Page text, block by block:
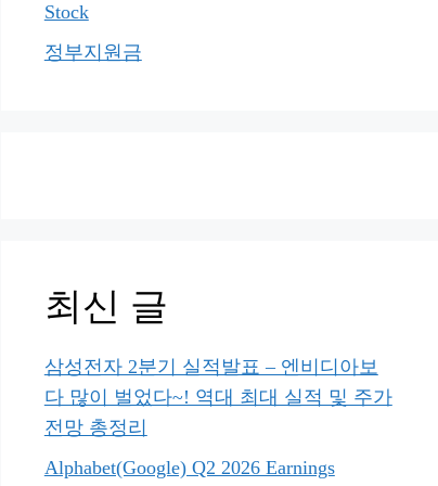
Stock
정부지원금
최신 글
삼성전자 2분기 실적발표 – 엔비디아보
다 많이 벌었다~! 역대 최대 실적 및 주가
전망 총정리
Alphabet(Google) Q2 2026 Earnings